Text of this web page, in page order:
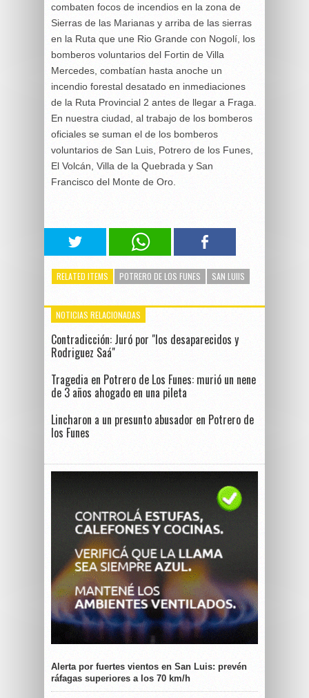
combaten focos de incendios en la zona de
Sierras de las Marianas y arriba de las sierras
en la Ruta que une Rio Grande con Nogolí, los
bomberos voluntarios del Fortin de Villa
Mercedes, combatían hasta anoche un
incendio forestal desatado en inmediaciones
de la Ruta Provincial 2 antes de llegar a Fraga.
En nuestra ciudad, al trabajo de los bomberos
oficiales se suman el de los bomberos
voluntarios de San Luis, Potrero de los Funes,
El Volcán, Villa de la Quebrada y San
Francisco del Monte de Oro.
RELATED ITEMS POTRERO DE LOS FUNES SAN LUIIS
NOTICIAS RELACIONADAS
Contradicción: Juró por "los desaparecidos y
Rodriguez Saá"
Tragedia en Potrero de Los Funes: murió un nene
de 3 años ahogado en una pileta
Lincharon a un presunto abusador en Potrero de
los Funes
Alerta por fuertes vientos en San Luis: prevén
ráfagas superiores a los 70 km/h